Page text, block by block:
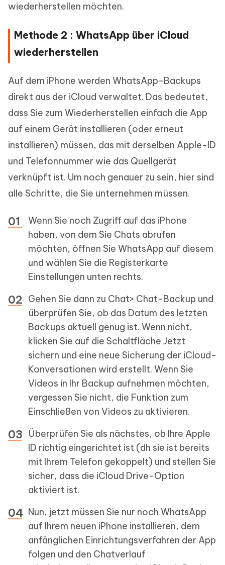
wiederherstellen möchten.
Methode 2 : WhatsApp über iCloud
wiederherstellen
Auf dem iPhone werden WhatsApp-Backups
direkt aus der iCloud verwaltet. Das bedeutet,
dass Sie zum Wiederherstellen einfach die App
auf einem Gerät installieren (oder erneut
installieren) müssen, das mit derselben Apple-ID
und Telefonnummer wie das Quellgerät
verknüpft ist. Um noch genauer zu sein, hier sind
alle Schritte, die Sie unternehmen müssen.
Wenn Sie noch Zugriff auf das iPhone
haben, von dem Sie Chats abrufen
möchten, öffnen Sie WhatsApp auf diesem
und wählen Sie die Registerkarte
Einstellungen unten rechts.
Gehen Sie dann zu Chat> Chat-Backup und
überprüfen Sie, ob das Datum des letzten
Backups aktuell genug ist. Wenn nicht,
klicken Sie auf die Schaltfläche Jetzt
sichern und eine neue Sicherung der iCloud-
Konversationen wird erstellt. Wenn Sie
Videos in Ihr Backup aufnehmen möchten,
vergessen Sie nicht, die Funktion zum
Einschließen von Videos zu aktivieren.
Überprüfen Sie als nächstes, ob Ihre Apple
ID richtig eingerichtet ist (dh sie ist bereits
mit Ihrem Telefon gekoppelt) und stellen Sie
sicher, dass die iCloud Drive-Option
aktiviert ist.
Nun, jetzt müssen Sie nur noch WhatsApp
auf Ihrem neuen iPhone installieren, dem
anfänglichen Einrichtungsverfahren der App
folgen und den Chatverlauf